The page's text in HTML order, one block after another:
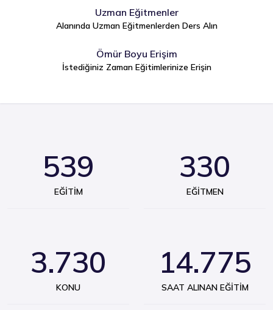
Uzman Eğitmenler
Alanında Uzman Eğitmenlerden Ders Alın
Ömür Boyu Erişim
İstediğiniz Zaman Eğitimlerinize Erişin
539
EĞITIM
330
EĞITMEN
3.730
KONU
14.775
SAAT ALINAN EĞITIM